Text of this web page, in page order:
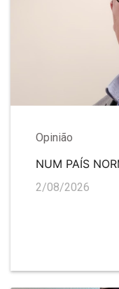
Opinião
NUM PAÍS
2/08/2026